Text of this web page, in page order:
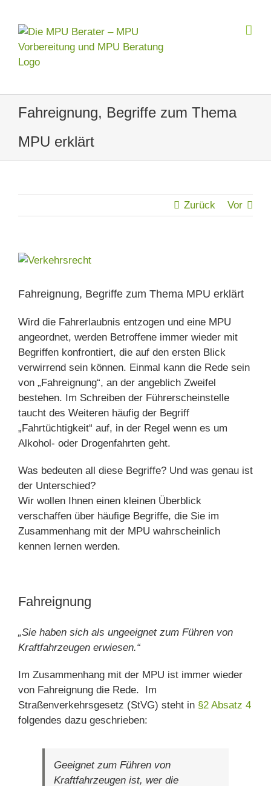
Inhalt
springen
Fahreignung, Begriffe zum Thema
MPU erklärt
Zurück Vor
Zeige
Bild
Fahreignung, Begriffe zum Thema MPU erklärt
Wird die Fahrerlaubnis entzogen und eine MPU
angeordnet, werden Betroffene immer wieder mit
Begriffen konfrontiert, die auf den ersten Blick
verwirrend sein können. Einmal kann die Rede sein
von „Fahreignung“, an der angeblich Zweifel
bestehen. Im Schreiben der Führerscheinstelle
taucht des Weiteren häufig der Begriff
„Fahrtüchtigkeit“ auf, in der Regel wenn es um
Alkohol- oder Drogenfahrten geht.
Was bedeuten all diese Begriffe? Und was genau ist
der Unterschied?
Wir wollen Ihnen einen kleinen Überblick
verschaffen über häufige Begriffe, die Sie im
Zusammenhang mit der MPU wahrscheinlich
kennen lernen werden.
Fahreignung
„Sie haben sich als ungeeignet zum Führen von
Kraftfahrzeugen erwiesen.“
Im Zusammenhang mit der MPU ist immer wieder
von Fahreignung die Rede. Im
Straßenverkehrsgesetz (StVG) steht in §2 Absatz 4
folgendes dazu geschrieben:
Geeignet zum Führen von
Kraftfahrzeugen ist, wer die